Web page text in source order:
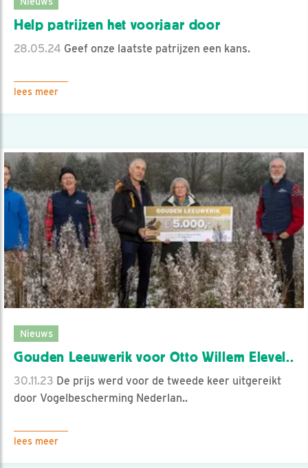
Help patrijzen het voorjaar door
28.05.24 Geef onze laatste patrijzen een kans.
lees meer
Nieuws
Gouden Leeuwerik voor Otto Willem Elevel..
30.11.23 De prijs werd voor de tweede keer uitgereikt
door Vogelbescherming Nederlan..
lees meer